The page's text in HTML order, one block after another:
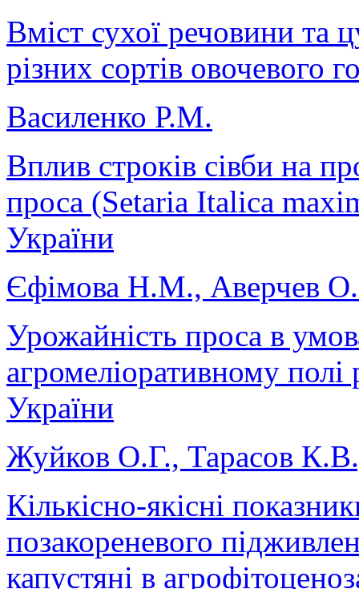
Вміст сухої речовини та
різних сортів овочевого
Василенко Р.М.
Вплив строків сівби на
проса (Setaria Italica
України
Єфімова Н.М., Аверчев
Урожайність проса в
агромеліоративному полі
України
Жуйков О.Г., Тарасов
Кількісно-якісні
позакореневого
капустяні в